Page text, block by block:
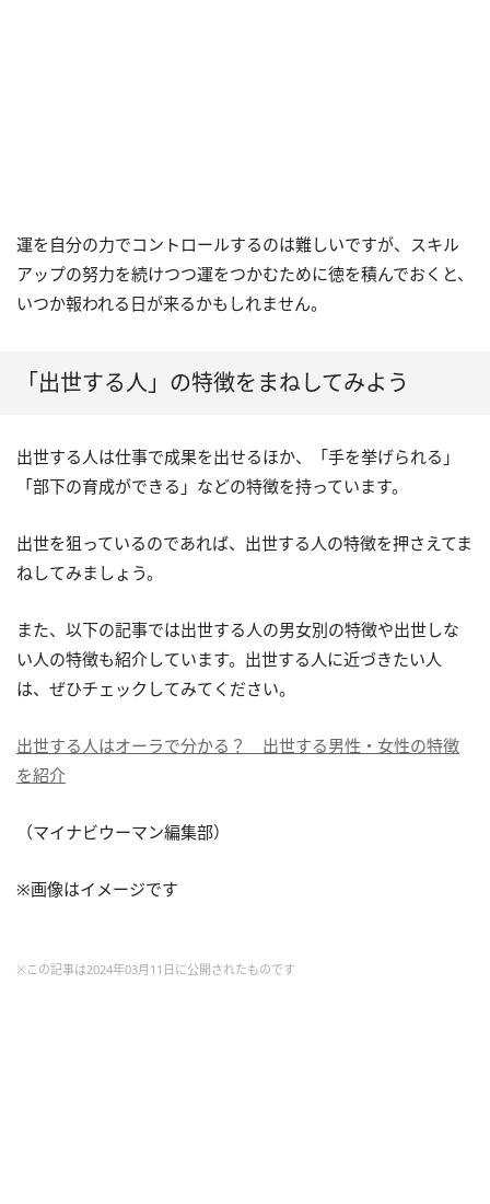
運を自分の力でコントロールするのは難しいですが、スキル
アップの努力を続けつつ運をつかむために徳を積んでおくと、
いつか報われる日が来るかもしれません。
「出世する人」の特徴をまねしてみよう
出世する人は仕事で成果を出せるほか、「手を挙げられる」
「部下の育成ができる」などの特徴を持っています。
出世を狙っているのであれば、出世する人の特徴を押さえてま
ねしてみましょう。
また、以下の記事では出世する人の男女別の特徴や出世しな
い人の特徴も紹介しています。出世する人に近づきたい人
は、ぜひチェックしてみてください。
出世する人はオーラで分かる？ 出世する男性・女性の特徴
を紹介
（マイナビウーマン編集部）
※画像はイメージです
※この記事は2024年03月11日に公開されたものです